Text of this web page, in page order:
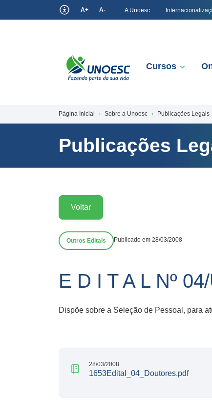
A+ A- A Unoesc
Cursos
Página Inicial Sobre a Unoesc Publicações Legais
Publicações
Voltar
Outros Editais Publicado em 28/03/2008
E D I T A L Nº
Dispõe sobre a Seleção de Pessoal, para
28/03/2008
1653Edital_04_Doutores.pdf